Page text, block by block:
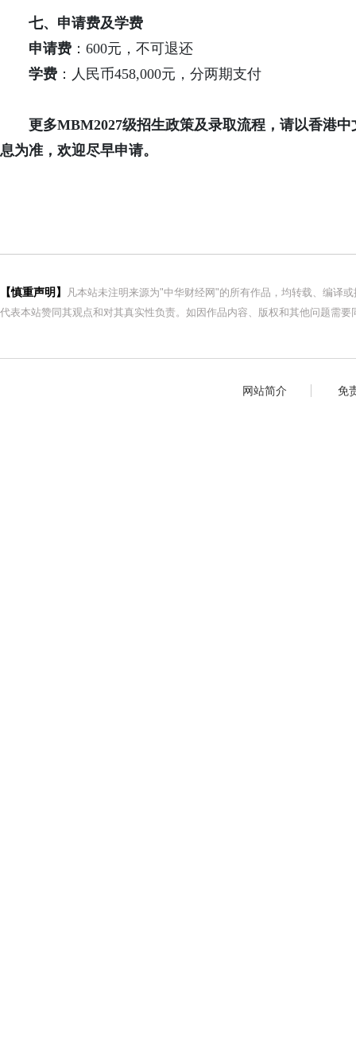
七、 申请费及学费
申请费 ：600元，不可退还
学费 ：人民币458,000元，分两期支付
更多MBM2027级招生政策及录取流程，请以香港
息为准，欢迎尽早申请。
【慎重声明】
凡本站未注明来源为"中华财经网"的所有作品，均转载、编译
代表本站赞同其观点和对其真实性负责。如因作品内容、版权和其他问题需
网站简介 免